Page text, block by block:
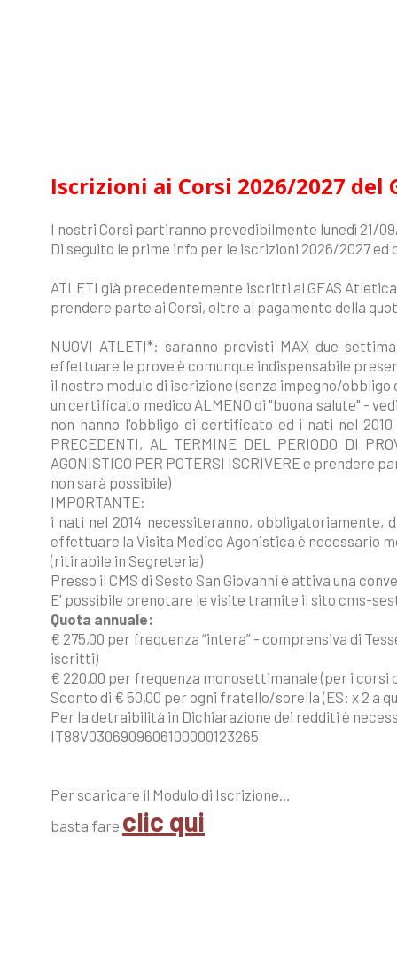
Iscrizioni ai Corsi 2026/2027 del
I nostri Corsi partiranno prevedibilmente lunedì 21/
Di seguito le prime info per le iscrizioni 2026/2027
ATLETI già precedentemente iscritti al GEAS
prendere parte ai Corsi, oltre al pagamento della
NUOVI ATLETI*: saranno previsti MAX due
effettuare le prove è comunque indispensabile
il nostro modulo di iscrizione (senza impegno/
un certificato medico ALMENO di "buona salute" -
non hanno l'obbligo di certificato ed i nati nel 2010
PRECEDENTI, AL TERMINE DEL PERIODO DI
AGONISTICO PER POTERSI ISCRIVERE e
non sarà possibile)
IMPORTANTE:
i nati nel 2014 necessiteranno, obbligatoriamente,
effettuare la Visita Medico Agonistica è necessario
(ritirabile in Segreteria)
Presso il CMS di Sesto San Giovanni è attiva una
E' possibile prenotare le visite tramite il sito cms-
Quota annuale:
€ 275,00 per frequenza “intera” - comprensiva di
iscritti)
€ 220,00 per frequenza monosettimanale (per i corsi
Sconto di € 50,00 per ogni fratello/sorella (ES: x 2 a
Per la detraibilità in Dichiarazione dei redditi è
IT88V0306909606100000123265
Per scaricare il Modulo di Iscrizione…
basta fare clic qui